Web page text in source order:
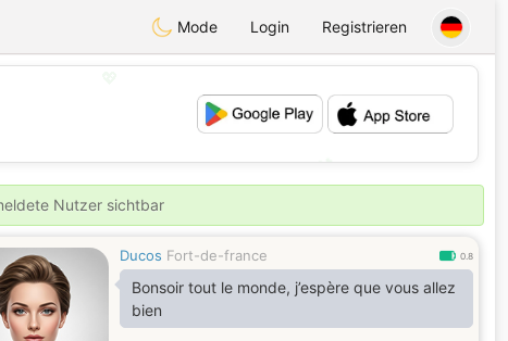
Mode Login Registrieren
💕
Nutzer sichtbar
Ducos Fort-de-france 0.8
Bonsoir tout le monde, j’espère que vous allez
bien